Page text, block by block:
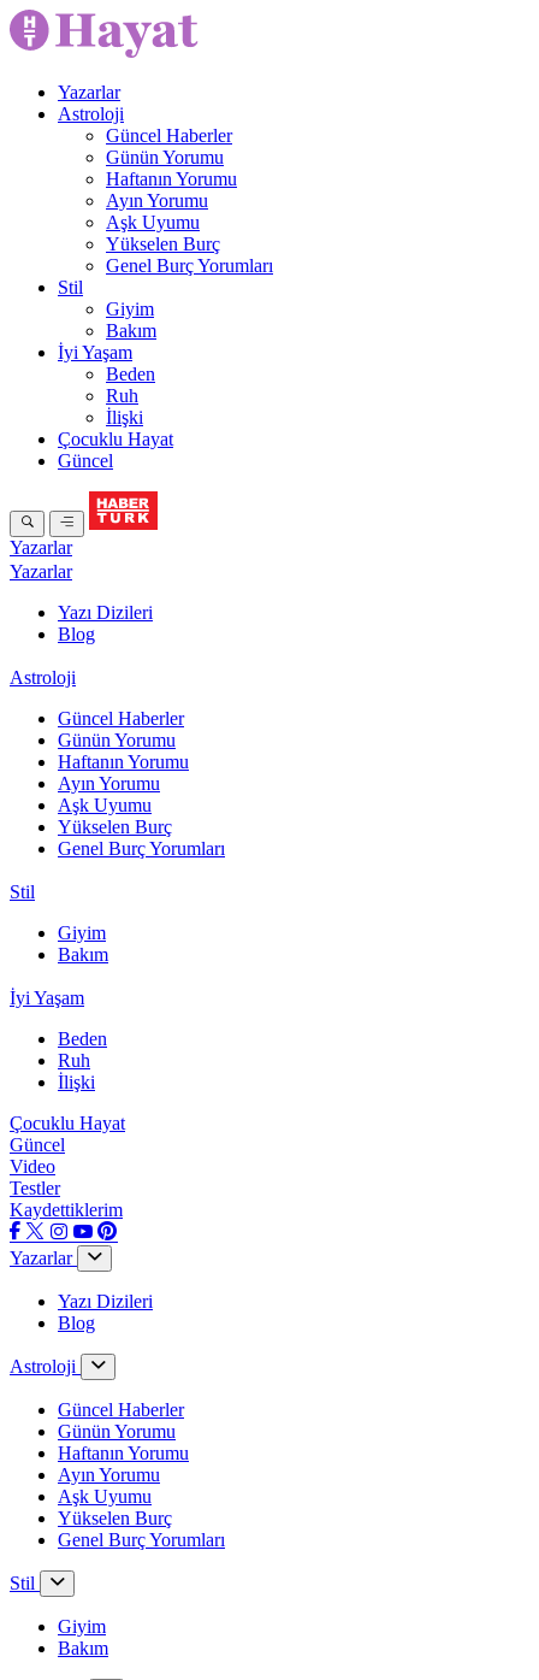
Yazarlar
Astroloji
Güncel Haberler
Günün Yorumu
Haftanın Yorumu
Ayın Yorumu
Aşk Uyumu
Yükselen Burç
Genel Burç Yorumları
Stil
Giyim
Bakım
İyi Yaşam
Beden
Ruh
İlişki
Çocuklu Hayat
Güncel
Yazarlar
Yazarlar
Yazı Dizileri
Blog
Astroloji
Güncel Haberler
Günün Yorumu
Haftanın Yorumu
Ayın Yorumu
Aşk Uyumu
Yükselen Burç
Genel Burç Yorumları
Stil
Giyim
Bakım
İyi Yaşam
Beden
Ruh
İlişki
Çocuklu Hayat
Güncel
Video
Testler
Kaydettiklerim
Yazarlar
Yazı Dizileri
Blog
Astroloji
Güncel Haberler
Günün Yorumu
Haftanın Yorumu
Ayın Yorumu
Aşk Uyumu
Yükselen Burç
Genel Burç Yorumları
Stil
Giyim
Bakım